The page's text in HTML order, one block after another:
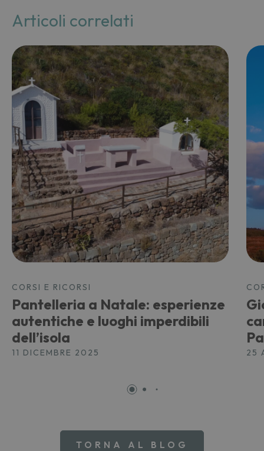
Articoli correlati
CORSI E RICORSI
Pantelleria a Natale: esperienze
autentiche e luoghi imperdibili
dell’isola
11 DICEMBRE 2025 25
TORNA AL BLOG